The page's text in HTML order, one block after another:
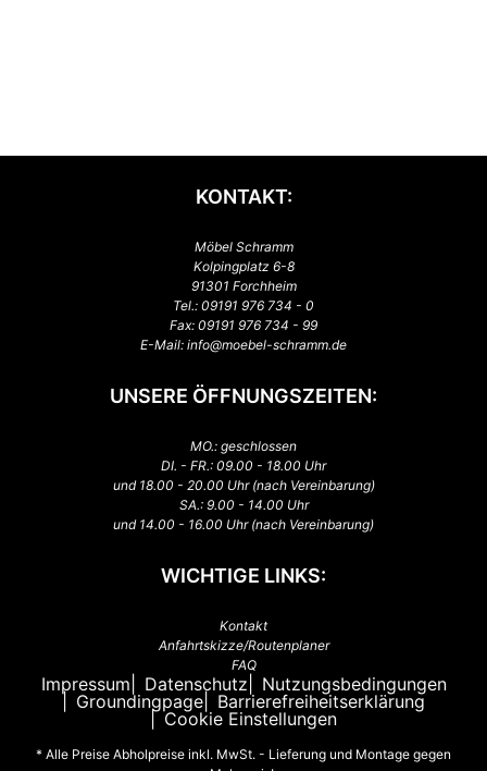
KONTAKT:
Möbel Schramm
Kolpingplatz 6-8
91301 Forchheim
Tel.: 09191 976 734 - 0
Fax: 09191 976 734 - 99
E-Mail: info@moebel-schramm.de
UNSERE ÖFFNUNGSZEITEN:
MO.: geschlossen
DI. - FR.: 09.00 - 18.00 Uhr
und 18.00 - 20.00 Uhr (nach Vereinbarung)
SA.: 9.00 - 14.00 Uhr
und 14.00 - 16.00 Uhr (nach Vereinbarung)
WICHTIGE LINKS:
Kontakt
Anfahrtskizze/Routenplaner
FAQ
Impressum Datenschutz
Nutzungsbedingungen
Groundingpage
Barrierefreiheitserklärung
Cookie Einstellungen
* Alle Preise Abholpreise inkl. MwSt. - Lieferung und Montage gegen